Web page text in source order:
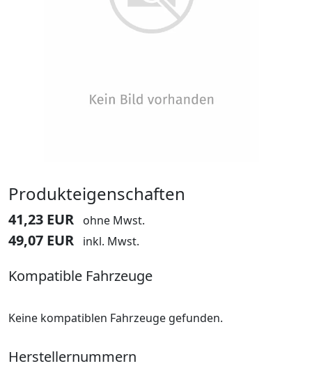
Produkteigenschaften
41,23 EUR ohne Mwst.
49,07 EUR inkl. Mwst.
Kompatible Fahrzeuge
Keine kompatiblen Fahrzeuge gefunden.
Herstellernummern